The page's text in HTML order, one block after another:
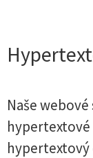
Naše
hypertextový